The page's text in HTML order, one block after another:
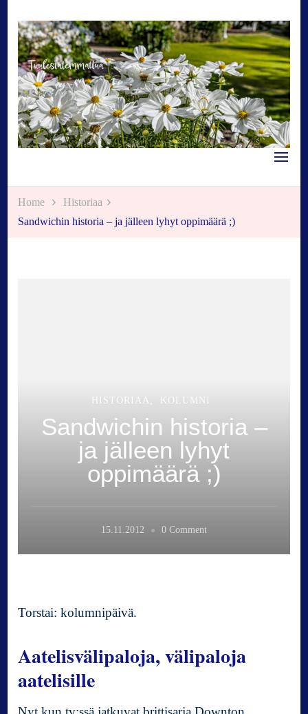
Tuulestatemmattua
Home
Historiaa
Sandwichin historia – ja jälleen lyhyt oppimäärä ;)
HISTORIAA KOLUMNI
Sandwichin historia –
ja jälleen lyhyt
oppimäärä ;)
15.11.2012 0 Commento
c
Torstai: kolumnipäivä.
Aatelisvälipaloja, välipaloja
aatelisille